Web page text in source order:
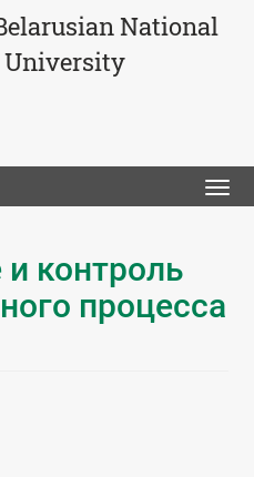
National
University
контроль
процесса